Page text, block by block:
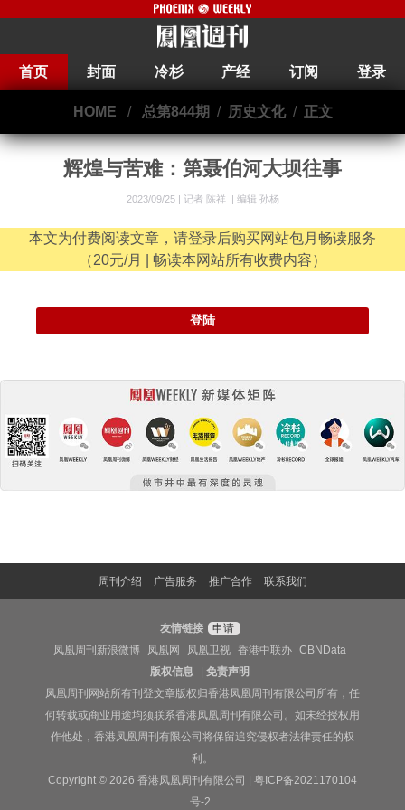
首页 封面 冷杉 产经 订阅 登录
HOME / 总第844期 / 历史文化/ 正文
辉煌与苦难：第聂伯河大坝往事
2023/09/25 | 记者 陈祥 编辑 孙杨
本文为付费阅读文章，请登录后购买网站包月畅读服务
（20元/月 | 畅读本网站所有收费内容）
登陆
周刊介绍 广告服务 推广合作 联系我们
友情链接
申请
凤凰周刊新浪微博
凤凰网 凤凰卫视 香港中联办
CBNData
版权信息
|免责声明
凤凰周刊网站所有刊登文章版权归香港凤凰周刊有限公司所有，任
何转载或商业用途均须联系香港凤凰周刊有限公司。如未经授权用
作他处，香港凤凰周刊有限公司将保留追究侵权者法律责任的权
利。
Copyright © 2026 香港凤凰周刊有限公司 | 粤ICP备2021170104
号-2